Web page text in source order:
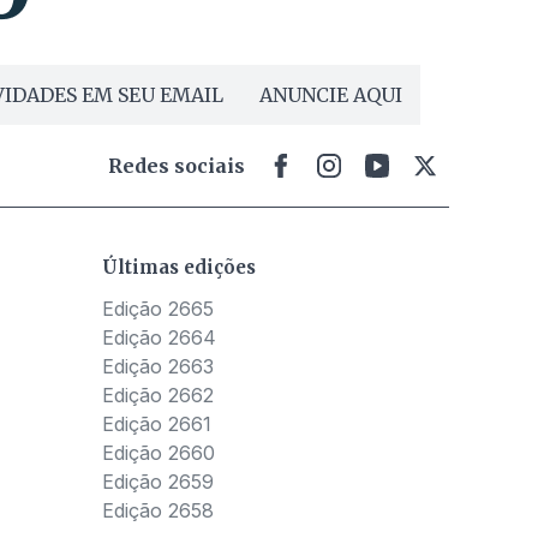
EM SEU EMAIL ANUNCIE AQUI
Redes sociais
Últimas edições
Edição 2665
Edição 2664
Edição 2663
Edição 2662
Edição 2661
Edição 2660
Edição 2659
Edição 2658